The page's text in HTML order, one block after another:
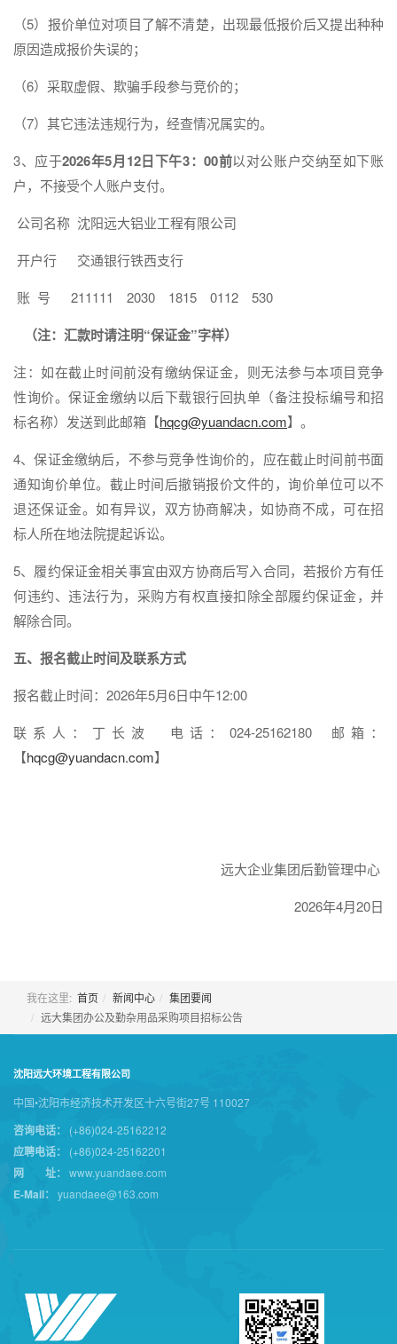
（5）报价单位对项目了解不清楚，出现最低报价后又提出种种
原因造成报价失误的；
（6）采取虚假、欺骗手段参与竞价的；
（7）其它违法违规行为，经查情况属实的。
3、应于2026年5月12日下午3：00前以对公账户交纳至如下账
户，不接受个人账户支付。
公司名称 沈阳远大铝业工程有限公司
开户行 交通银行铁西支行
账 号 211111 2030 1815 0112 530
（注：汇款时请注明“保证金”字样）
注：如在截止时间前没有缴纳保证金，则无法参与本项目竞争
性询价。保证金缴纳以后下载银行回执单（备注投标编号和招
标名称）发送到此邮箱【hqcg@yuandacn.com】。
4、保证金缴纳后，不参与竞争性询价的，应在截止时间前书面
通知询价单位。截止时间后撤销报价文件的，询价单位可以不
退还保证金。如有异议，双方协商解决，如协商不成，可在招
标人所在地法院提起诉讼。
5、履约保证金相关事宜由双方协商后写入合同，若报价方有任
何违约、违法行为，采购方有权直接扣除全部履约保证金，并
解除合同。
五、报名截止时间及联系方式
报名截止时间：2026年5月6日中午12:00
联系人：丁长波 电话：024-25162180 邮箱：
【hqcg@yuandacn.com】
远大企业集团后勤管理中心
2026年4月20日
我在这里: 首页 新闻中心
集团要闻
远大集团办公及勤杂用品采购项目招标公告
沈阳远大环境工程有限公司
中国•沈阳市经济技术开发区十六号街27号 110027
咨询电话： (+86)024-25162212
应聘电话： (+86)024-25162201
网 址： www.yuandaee.com
E-Mail： yuandaee@163.com